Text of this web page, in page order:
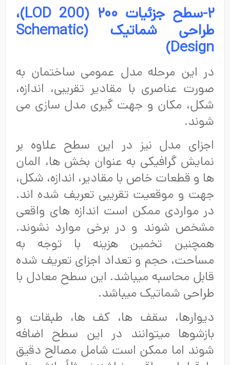
۲-سطح جزئیات ۲۰۰ ( LOD 200)،
طراحی شماتیک (Schematic
Design
)
در این مرحله مدل عمومی ساختمان به
صورت عناصری با مقادیر تقریبی، اندازه،
شکل، مکان و جهت گیری مدل سازی می
شوند.
اجزای مدل نیز در این سطح علاوه بر
نمایش گرافیکی به عنوان بخش ها، المان
ها و قطعات خاص با مقادیر، اندازه، شکل،
جهت و موقعیت تقریبی تعریف شده اند.
در مواردی ممکن است اندازه های واقعی
مشخص شوند و در برخی موارد نشوند.
همچنین تخمین هزینه با توجه به
مساحت، حجم و تعداد اجزای تعریف شده
قابل محاسبه میباشد. این سطح معادل با
طراحی شماتیک میباشد.
دیوارها، سقف ها، کف ها، طبقات و
بازشوها میتوانند در این سطح اضافه
شوند اما ممکن است شامل مصالح دقیق